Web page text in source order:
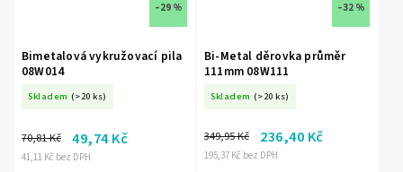
–29 %
Bimetalová vykružovací pila
08W014
Skladem (>20 ks)
41,11 Kč bez DPH
70,81 Kč 49,74 Kč
–32 %
Bi-Metal děrovka průměr
111mm 08W111
Skladem (>20 ks)
195,37 Kč bez DPH
349,95 Kč 236,40 Kč